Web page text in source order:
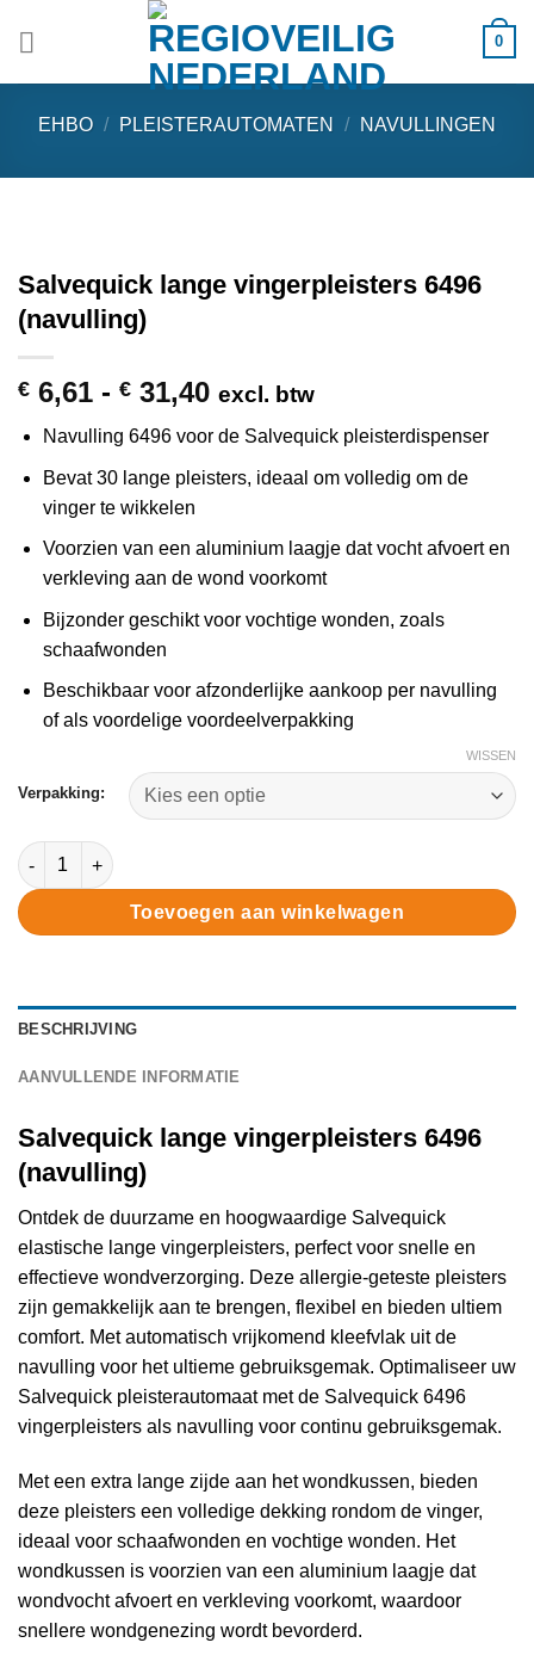
0
EHBO / PLEISTERAUTOMATEN / NAVULLINGEN
Salvequick lange vingerpleisters 6496
(navulling)
€ 6,61 - € 31,40Prijsklasse:
tot
€ 31,40
excl. btw
Navulling 6496 voor de Salvequick pleisterdispenser
Bevat 30 lange pleisters, ideaal om volledig om de
vinger te wikkelen
Voorzien van een aluminium laagje dat vocht afvoert en
verkleving aan de wond voorkomt
Bijzonder geschikt voor vochtige wonden, zoals
schaafwonden
Beschikbaar voor afzonderlijke aankoop per navulling
of als voordelige voordeelverpakking
Verpakking:
WISSEN
Salvequick lange vingerpleisters 6496 (navulling) aantal
Toevoegen aan winkelwagen
BESCHRIJVING
AANVULLENDE INFORMATIE
Salvequick lange vingerpleisters 6496
(navulling)
Ontdek de duurzame en hoogwaardige Salvequick
elastische lange vingerpleisters, perfect voor snelle en
effectieve wondverzorging. Deze allergie-geteste pleisters
zijn gemakkelijk aan te brengen, flexibel en bieden ultiem
comfort. Met automatisch vrijkomend kleefvlak uit de
navulling voor het ultieme gebruiksgemak. Optimaliseer uw
Salvequick pleisterautomaat met de Salvequick 6496
vingerpleisters als navulling voor continu gebruiksgemak.
Met een extra lange zijde aan het wondkussen, bieden
deze pleisters een volledige dekking rondom de vinger,
ideaal voor schaafwonden en vochtige wonden. Het
wondkussen is voorzien van een aluminium laagje dat
wondvocht afvoert en verkleving voorkomt, waardoor
snellere wondgenezing wordt bevorderd.